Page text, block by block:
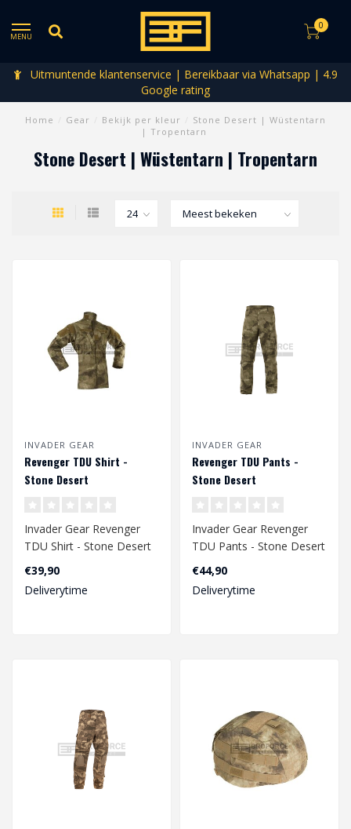
MENU
0
Uitmuntende klantenservice | Bereikbaar via Whatsapp | 4.9
Google rating
Home Gear Bekijk per kleur
Stone Desert | Wüstentarn
| Tropentarn
Stone Desert | Wüstentarn | Tropentarn
INVADER GEAR
Revenger TDU Shirt -
Stone Desert
Invader Gear Revenger
TDU Shirt - Stone Desert
€39,90
Deliverytime
INVADER GEAR
Revenger TDU Pants -
Stone Desert
Invader Gear Revenger
TDU Pants - Stone Desert
€44,90
Deliverytime